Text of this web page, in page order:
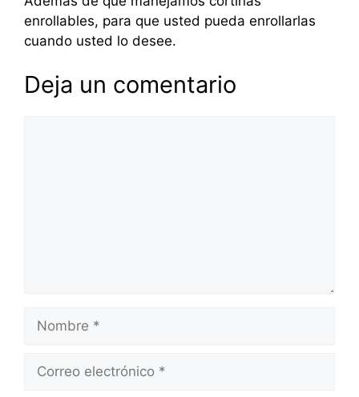
enrollables, para que usted pueda enrollarlas
cuando usted lo desee.
Deja un comentario
Nombre
Correo